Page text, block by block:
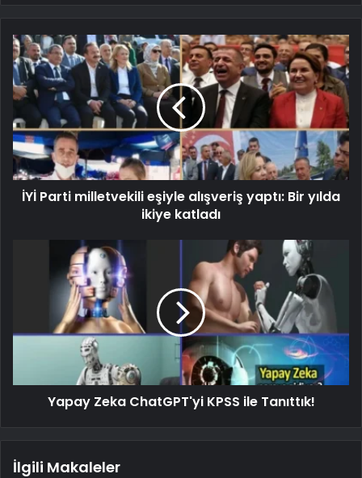
İYİ Parti milletvekili eşiyle alışveriş yaptı: Bir yılda
ikiye katladı
Yapay Zeka ChatGPT'yi KPSS ile Tanıttık!
İlgili Makaleler